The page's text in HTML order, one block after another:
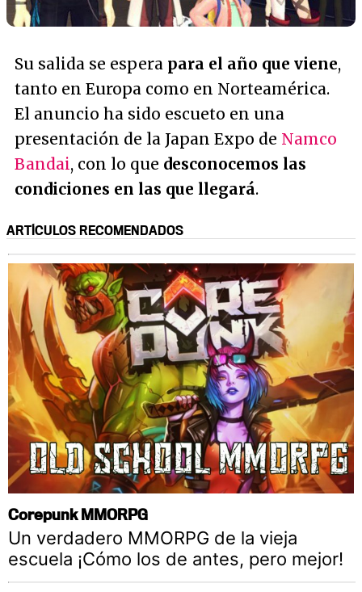
Su salida se espera para el año que viene,
tanto en Europa como en Norteamérica.
El anuncio ha sido escueto en una
presentación de la Japan Expo de Namco
Bandai, con lo que desconocemos las
condiciones en las que llegará.
ARTÍCULOS RECOMENDADOS
Corepunk MMORPG
Un verdadero MMORPG de la vieja
escuela ¡Cómo los de antes, pero mejor!